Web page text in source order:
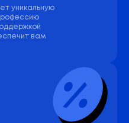
уникальную
вам